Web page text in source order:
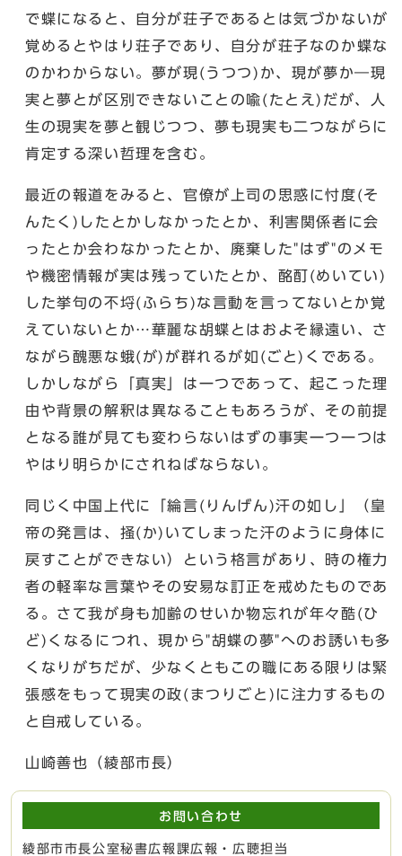
で蝶になると、自分が荘子であるとは気づかないが
覚めるとやはり荘子であり、自分が荘子なのか蝶な
のかわからない。夢が現(うつつ)か、現が夢か―現
実と夢とが区別できないことの喩(たとえ)だが、人
生の現実を夢と観じつつ、夢も現実も二つながらに
肯定する深い哲理を含む。
最近の報道をみると、官僚が上司の思惑に忖度(そ
んたく)したとかしなかったとか、利害関係者に会
ったとか会わなかったとか、廃棄した"はず"のメモ
や機密情報が実は残っていたとか、酩酊(めいてい)
した挙句の不埒(ふらち)な言動を言ってないとか覚
えていないとか…華麗な胡蝶とはおよそ縁遠い、さ
ながら醜悪な蛾(が)が群れるが如(ごと)くである。
しかしながら「真実」は一つであって、起こった理
由や背景の解釈は異なることもあろうが、その前提
となる誰が見ても変わらないはずの事実一つ一つは
やはり明らかにされねばならない。
同じく中国上代に「綸言(りんげん)汗の如し」（皇
帝の発言は、掻(か)いてしまった汗のように身体に
戻すことができない）という格言があり、時の権力
者の軽率な言葉やその安易な訂正を戒めたものであ
る。さて我が身も加齢のせいか物忘れが年々酷(ひ
ど)くなるにつれ、現から"胡蝶の夢"へのお誘いも多
くなりがちだが、少なくともこの職にある限りは緊
張感をもって現実の政(まつりごと)に注力するもの
と自戒している。
山崎善也（綾部市長）
お問い合わせ
綾部市市長公室秘書広報課広報・広聴担当